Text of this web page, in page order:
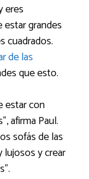
eres
estar grandes
cuadrados.
de las
que esto.
estar con
afirma Paul.
sofás de las
lujosos y crear